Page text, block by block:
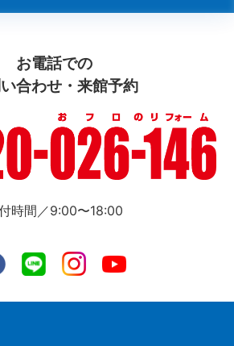
お電話での
合わせ・来館予約
時間／9:00〜18:00